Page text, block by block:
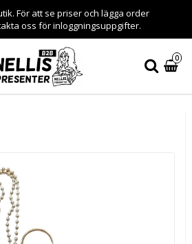
För att se priser och lägga order
oss för inloggningsuppgifter.
0